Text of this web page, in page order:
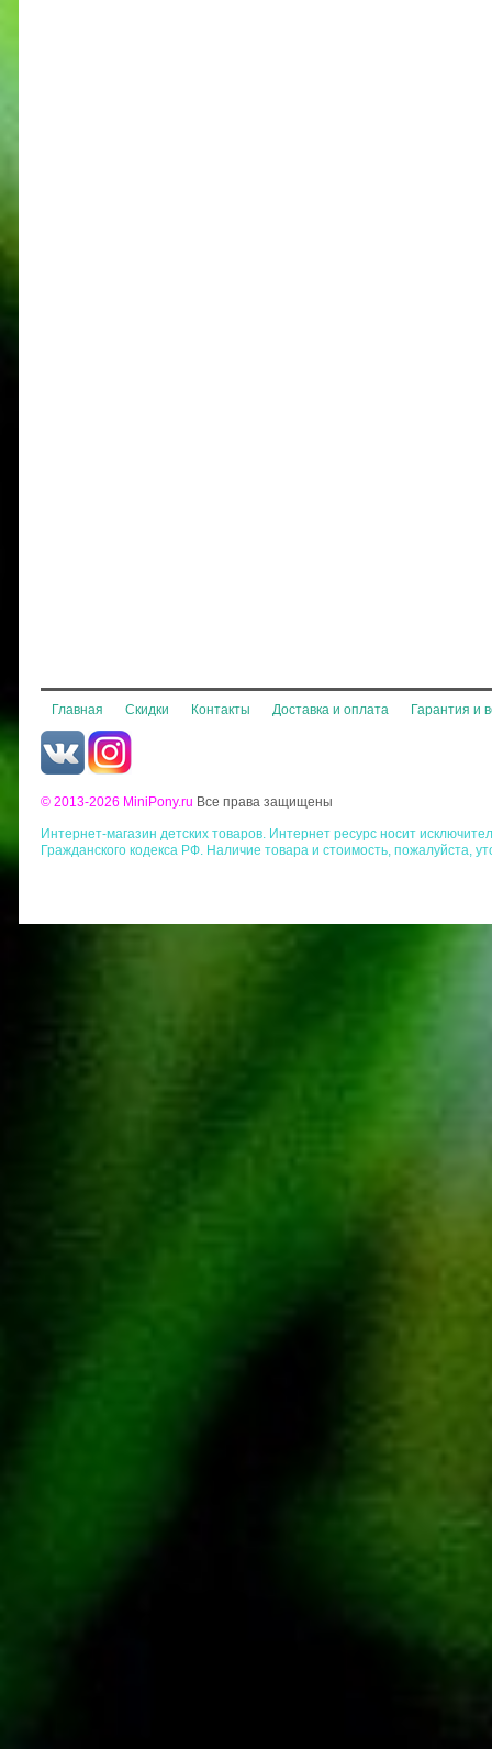
Главная Скидки Контакты Доставка и оплата Гарантия и
© 2013-2026 MiniPony.ru Все права защищены
Интернет-магазин детских товаров. Интернет ресурс носит
Гражданского кодекса РФ. Наличие товара и стоимость, пожалуйста,